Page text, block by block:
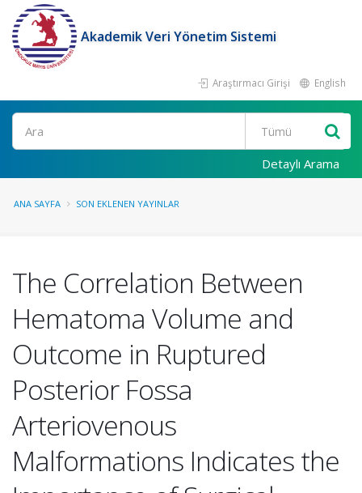
Akademik Veri Yönetim Sistemi
Araştırmacı Girişi English
Ara
Detaylı Arama
ANA SAYFA SON EKLENEN YAYINLAR
The Correlation Between
Hematoma Volume and
Outcome in Ruptured
Posterior Fossa
Arteriovenous
Malformations Indicates the